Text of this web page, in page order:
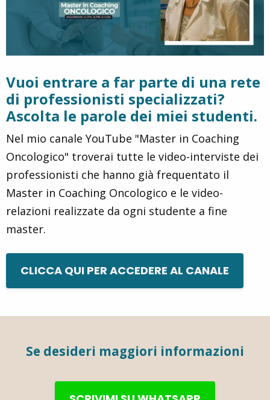
Vuoi entrare a far parte di una rete
di professionisti specializzati?
Ascolta le parole dei miei studenti.
Nel mio canale YouTube "Master in Coaching
Oncologico" troverai tutte le video-interviste dei
professionisti che hanno già frequentato il
Master in Coaching Oncologico e le video-
relazioni realizzate da ogni studente a fine
master.
CLICCA QUI PER ACCEDERE AL CANALE
Se desideri maggiori informazioni